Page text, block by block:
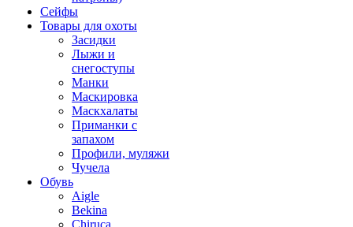
Сейфы
Товары для охоты
Засидки
Лыжи и
снегоступы
Манки
Маскировка
Маскхалаты
Приманки с
запахом
Профили, муляжи
Чучела
Обувь
Aigle
Bekina
Chiruсa